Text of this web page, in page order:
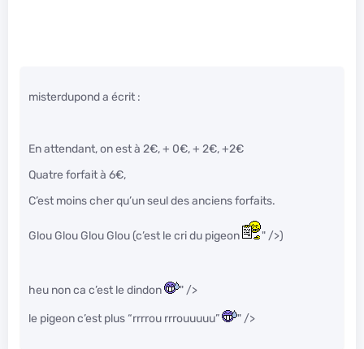
misterdupond a écrit :
En attendant, on est à 2€, + 0€, + 2€, +2€
Quatre forfait à 6€,
C’est moins cher qu’un seul des anciens forfaits.
Glou Glou Glou Glou (c’est le cri du pigeon " />)
heu non ca c’est le dindon " />
le pigeon c’est plus “rrrrou rrrouuuuu” " />